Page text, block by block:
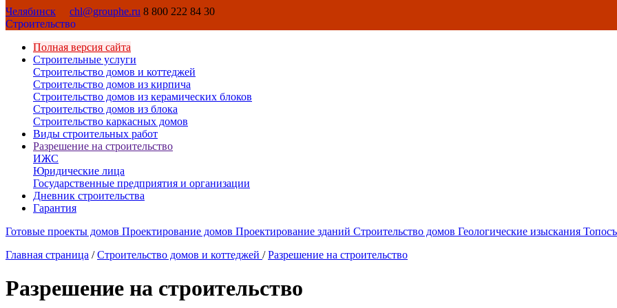
Челябинск chl@grouphe.ru 8 800 222 84 30
Строительство
Полная версия сайта
Строительные услуги
Строительство домов и коттеджей
Строительство домов из кирпича
Строительство домов из керамических блоков
Строительство домов из блока
Строительство каркасных домов
Виды строительных работ
Разрешение на строительство
ИЖС
Юридические лица
Государственные предприятия и организации
Дневник строительства
Гарантия
Готовые проекты домов Проектирование домов Проектирование зданий Строительство домов Геологические изыскания
Главная страница / Строительство домов и коттеджей / Разрешение на строительство
Разрешение на строительство